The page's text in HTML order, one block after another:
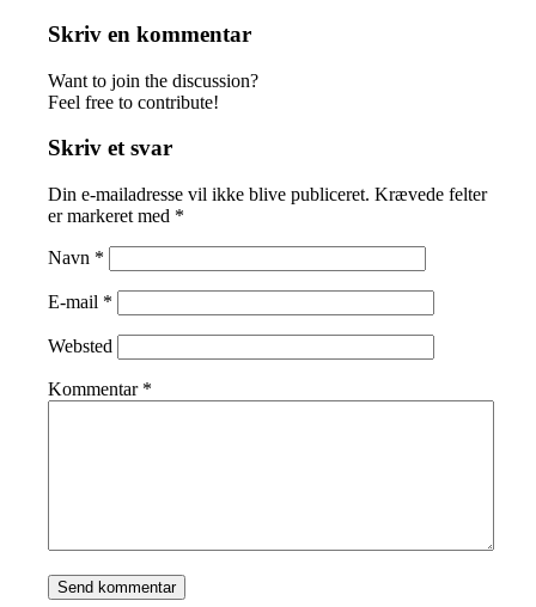
Skriv en kommentar
Want to join the discussion?
Feel free to contribute!
Skriv et svar
Din e-mailadresse vil ikke blive publiceret. Krævede felter
er markeret med *
Navn *
E-mail *
Websted
Kommentar *